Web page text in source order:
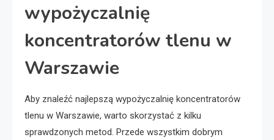
wypożyczalnię
koncentratorów tlenu w
Warszawie
Aby znaleźć najlepszą wypożyczalnię koncentratorów
tlenu w Warszawie, warto skorzystać z kilku
sprawdzonych metod. Przede wszystkim dobrym